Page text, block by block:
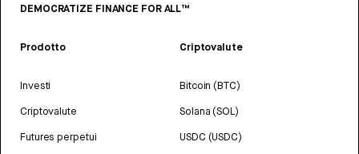
DEMOCRATIZE FINANCE FOR ALL™
Prodotto
Investi
Criptovalute
Futures perpetui
Criptovalute
Bitcoin (BTC)
Solana (SOL)
USDC (USDC)